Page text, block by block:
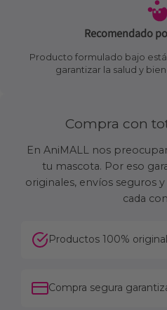
Recomendado
Producto formulado bajo
garantizar la salud y
Compra con
En AniMALL nos
tu mascota. Por eso
originales, envíos seguros
cada
Productos 100%
Compra segura